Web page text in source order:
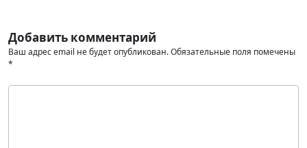
Добавить комментарий
Ваш адрес email не будет опубликован.Обязательные поля помечены
*